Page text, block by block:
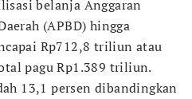
belanja Anggaran
(APBD) hingga
Rp712,8 triliun atau
pagu Rp1.389 triliun.
13,1 persen dibandingkan